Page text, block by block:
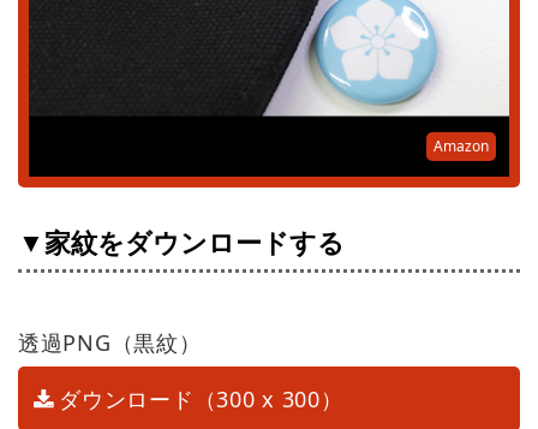
Amazon
▼家紋をダウンロードする
透過PNG（黒紋）
ダウンロード（300 x 300）